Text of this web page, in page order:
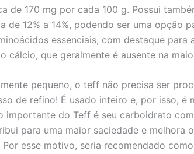
de 170 mg por cada 100 g. Possui
de 12% a 14%, podendo ser uma opção
essenciais, com destaque
cálcio, que geralmente é ausente na
pequeno, o teff não precisa ser
de refino! É usado inteiro e, por isso,
importante do Teff é seu carboidrato
para uma maior saciedade e melhora
esse motivo, seria recomendado